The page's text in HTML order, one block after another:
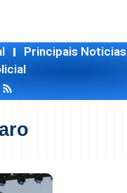
Principais Noticias